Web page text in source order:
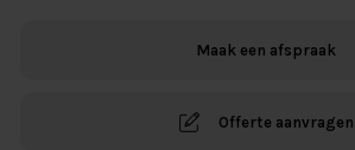
Maak een afspraak
Offerte aanvragen